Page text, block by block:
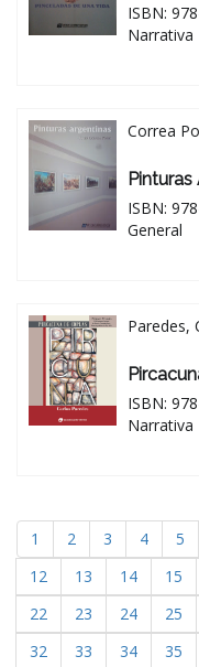
ISBN:
Narrativa
Correa
ISBN:
General
Paredes,
ISBN:
Narrativa
1 2 3 4 5
12
13 14 15
22
23 24 25
32
33 34 35